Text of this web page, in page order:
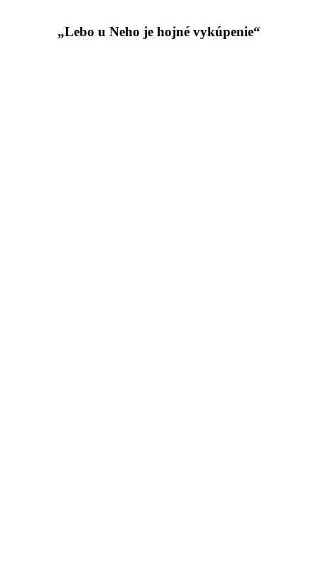
„Lebo u Neho je hojné vykúpenie“